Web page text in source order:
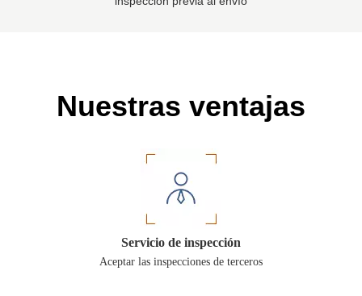
Nuestras ventajas
Garantía comercial
Los pedidos de Alibaba pueden proteger su pago y entrega